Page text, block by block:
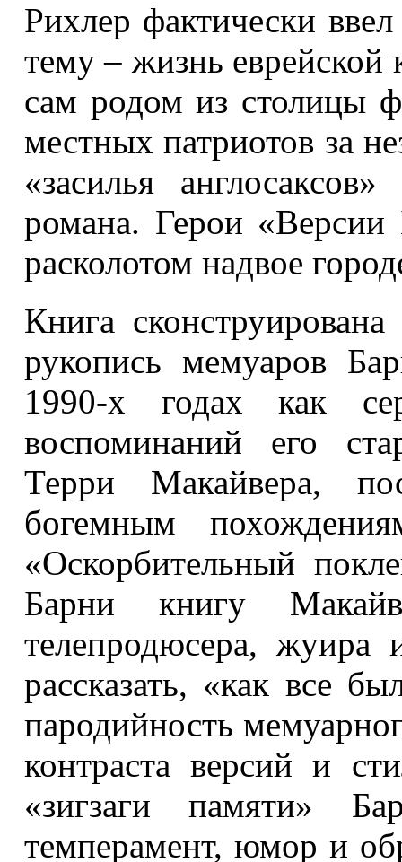
Рихлер фактически
тему – жизнь
сам родом из столицы
местных патриотов за
«засилья
романа. Герои
расколотом надвое
Книга
рукопись мемуаров
1990-х годах как
воспоминаний его
Терри Макайвера,
богемным
«Оскорбительный
Барни книгу
телепродюсера, жуира
рассказать, «как все
пародийность
контраста версий и
«зигзаги памяти»
темперамент, юмор и